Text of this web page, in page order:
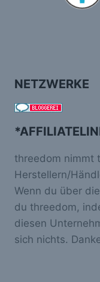
NETZWERKE
threedom nimmt
Herstellern/
Wenn du über
du threedom,
diesen
sich nichts.